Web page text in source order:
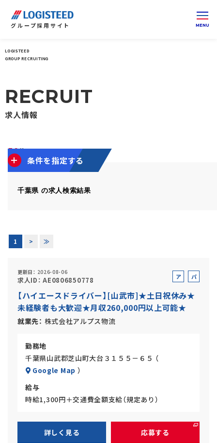
グループ採用サイト
アルバイト・
LOGISTEED
GROUP RECRUITING
RECRUIT
求人情報
59件
条件を指定する
千葉県 の求人検索結果
1 > ≫
更新日 2026-08-06
求人ID AE0806850778
ア
バ
イ
パ
ト
【ハイエースドライバー】[山武市]★土日祝休み★
未経験者も大歓迎★月収260,000円以上可能★
就業先 株式会社アルプス物流
勤務地
千葉県山武郡芝山町大台３１５５－６５ （
Google Map ）
給与
時給1,300円＋交通費全額支給（規定あり）
詳しく見る 応募する